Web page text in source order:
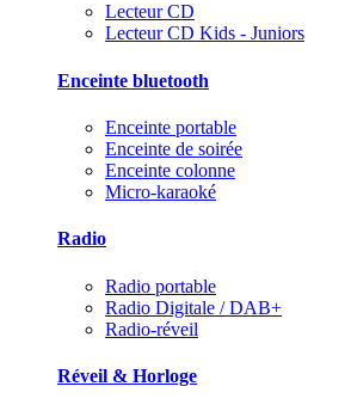
Lecteur CD
Lecteur CD Kids - Juniors
Enceinte bluetooth
Enceinte portable
Enceinte de soirée
Enceinte colonne
Micro-karaoké
Radio
Radio portable
Radio Digitale / DAB+
Radio-réveil
Réveil & Horloge